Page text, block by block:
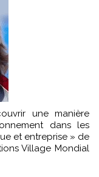
dans les
et entreprise » de
Village Mondial